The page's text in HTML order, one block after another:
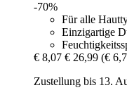
-70%
Für alle
Einzigartige
€ 8,07 € 26,99 (€
Zustellung bis 13.